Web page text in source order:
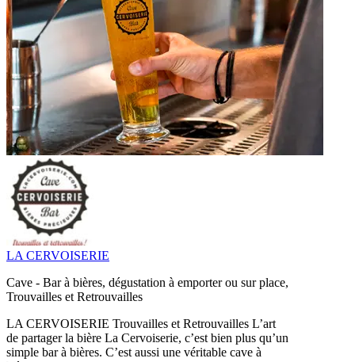
LA CERVOISERIE
Cave - Bar à bières, dégustation à emporter ou sur place,
Trouvailles et Retrouvailles
LA CERVOISERIE Trouvailles et Retrouvailles L’art
de partager la bière La Cervoiserie, c’est bien plus qu’un
simple bar à bières. C’est aussi une véritable cave à